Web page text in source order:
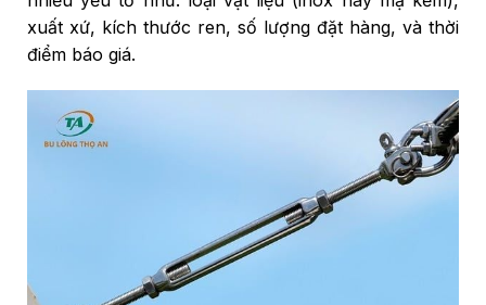
xuất xứ, kích thước ren, số lượng đặt hàng, và thời
điểm báo giá.